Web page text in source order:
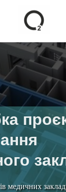
медичних